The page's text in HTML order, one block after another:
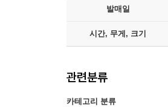
발매일
시간, 무게, 크기
관련분류
카테고리 분류